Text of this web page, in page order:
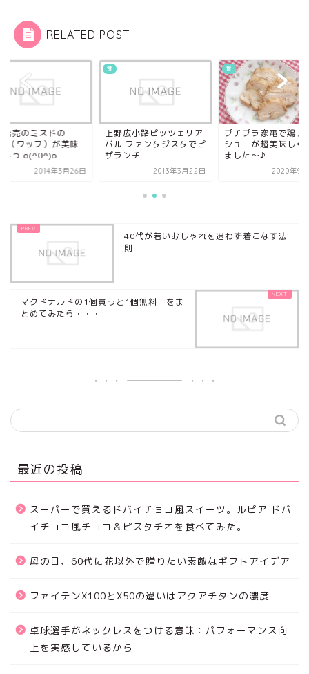
RELATED POST
発売のミスドの
（ワッフ）が美味
るっ o(^0^)o
2014年3月26日
食
上野広小路ピッツェリア
バル ファンタジスタでピ
ザランチ
2013年3月22日
食
プチプラ家電で鶏チ
シューが超美味しく
ました～♪
2020年9
40代が若いおしゃれを迷わず着こなす法
則
マクドナルドの1個買うと1個無料！をま
とめてみたら・・・
最近の投稿
スーパーで買えるドバイチョコ風スイーツ。ルピア ドバ
イチョコ風チョコ＆ピスタチオを食べてみた。
母の日、60代に花以外で贈りたい素敵なギフトアイデア
ファイテンX100とX50の違いはアクアチタンの濃度
卓球選手がネックレスをつける意味：パフォーマンス向
上を実感しているから